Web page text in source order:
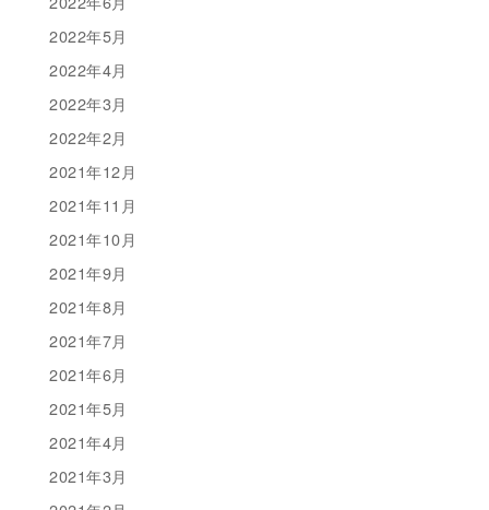
2022年5月
2022年4月
2022年3月
2022年2月
2021年12月
2021年11月
2021年10月
2021年9月
2021年8月
2021年7月
2021年6月
2021年5月
2021年4月
2021年3月